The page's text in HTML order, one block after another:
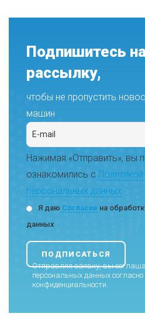
Подпишитесь
рассылку,
чтобы не пропустить
машин
Нажимая «Отправить», вы
ознакомились с
персональных данных
Я даю Согласие на
данных
Отправляя заявку, вы
персональных данных согласно
конфиденциальности.